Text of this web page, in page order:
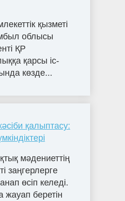
қызметі
облысы
ҚР
қарсы іс-
көзде...
қалыптасу:
мәдениеттің
заңгерлерге
өсіп келеді.
жауап беретін